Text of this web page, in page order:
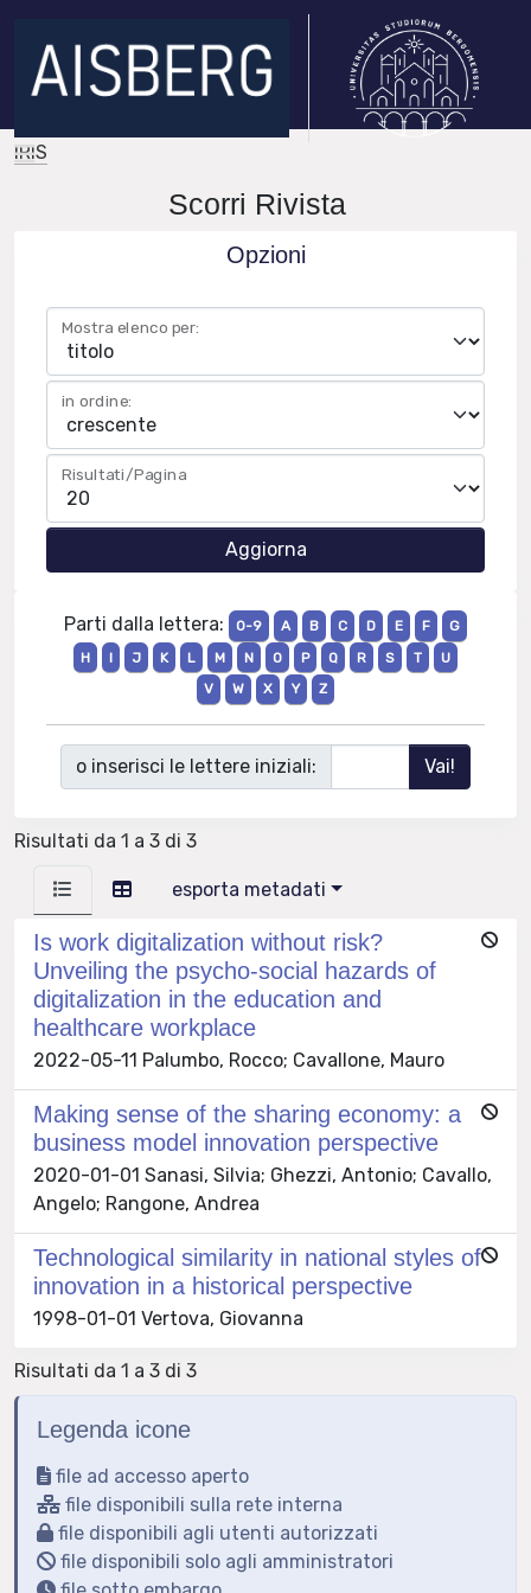
IRIS
Scorri Rivista
Opzioni
Mostra elenco per:
in ordine:
Risultati/Pagina
Parti dalla lettera: 0-9 A B C D E F
G
H
I J K L M N O P Q R S T
U
V
W X Y Z
o inserisci le lettere iniziali:
Risultati da 1 a 3 di 3
esporta metadati
Is work digitalization without risk?
Unveiling the psycho-social hazards of
digitalization in the education and
healthcare workplace
2022-05-11 Palumbo, Rocco; Cavallone, Mauro
Making sense of the sharing economy: a
business model innovation perspective
2020-01-01 Sanasi, Silvia; Ghezzi, Antonio; Cavallo,
Angelo; Rangone, Andrea
Technological similarity in national styles of
innovation in a historical perspective
1998-01-01 Vertova, Giovanna
Risultati da 1 a 3 di 3
Legenda icone
file ad accesso aperto
file disponibili sulla rete interna
file disponibili agli utenti autorizzati
file disponibili solo agli amministratori